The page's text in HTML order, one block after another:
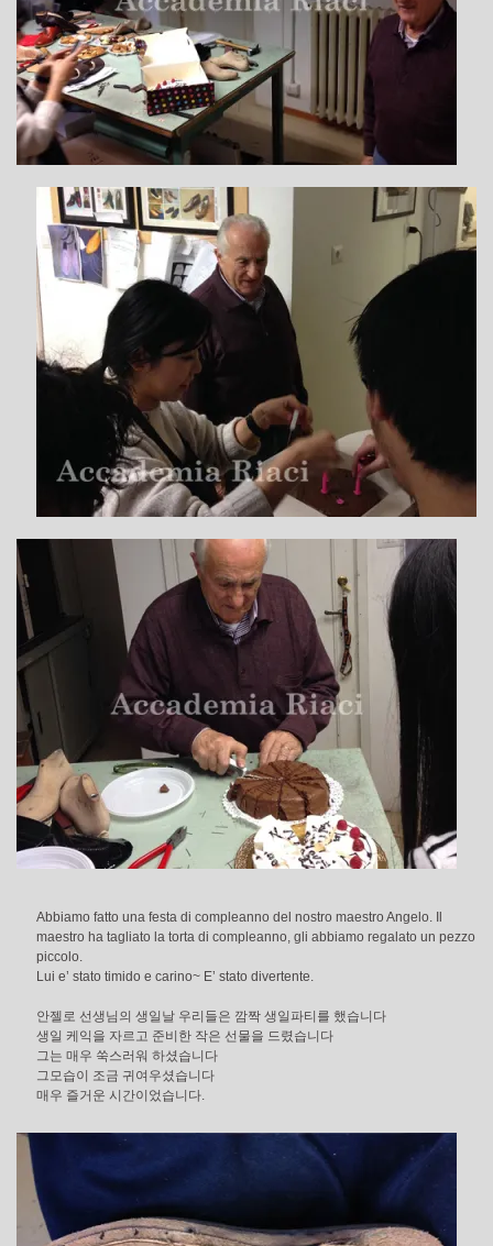
Abbiamo fatto una festa di compleanno del nostro maestro Angelo. Il
maestro ha tagliato la torta di compleanno, gli abbiamo regalato un pezzo
piccolo.
Lui e’ stato timido e carino~ E’ stato divertente.
안젤로 선생님의 생일날 우리들은 깜짝 생일파티를 했습니다
생일 케익을 자르고 준비한 작은 선물을 드렸습니다
그는 매우 쑥스러워 하셨습니다
그모습이 조금 귀여우셨습니다
매우 즐거운 시간이었습니다.